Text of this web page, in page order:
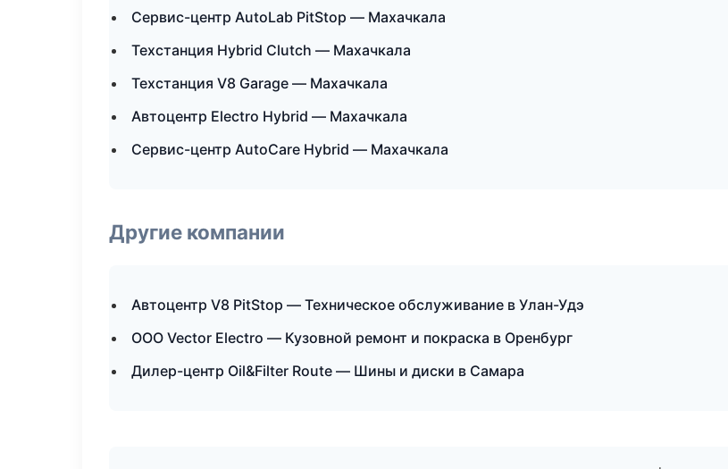
Сервис-центр AutoLab PitStop — Махачкала
Техстанция Hybrid Clutch — Махачкала
Техстанция V8 Garage — Махачкала
Автоцентр Electro Hybrid — Махачкала
Сервис-центр AutoCare Hybrid — Махачкала
Другие компании
Автоцентр V8 PitStop — Техническое обслуживание в Улан-Удэ
ООО Vector Electro — Кузовной ремонт и покраска в Оренбург
Дилер-центр Oil&Filter Route — Шины и диски в Самара